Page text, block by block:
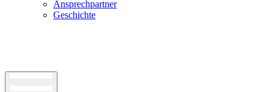
Ansprechpartner
Geschichte